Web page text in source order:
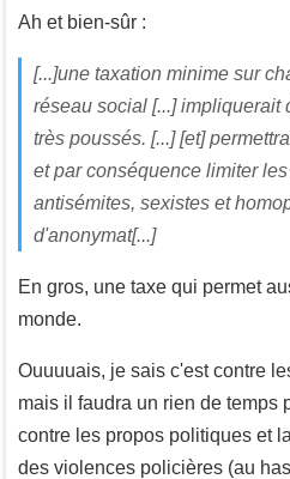
Ah et bien-sûr :
[...]une taxation minime sur
réseau social [...] impliquerait
très poussés. [...] [et]
et par conséquence limiter
antisémites, sexistes et
d'anonymat[...]
En gros, une taxe qui permet
monde.
Ouuuuais, je sais c'est contre
mais il faudra un rien de temps
contre les propos politiques et
des violences policières (au